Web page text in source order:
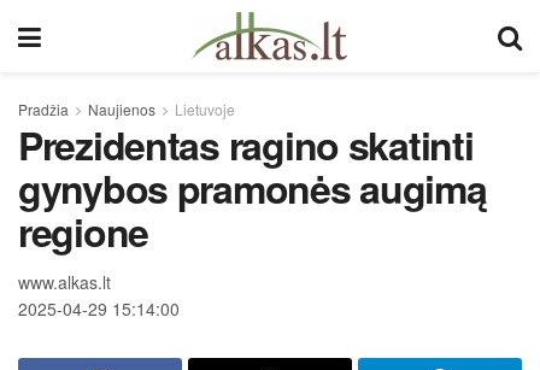
Pradžia Naujienos Lietuvoje
Prezidentas ragino skatinti
gynybos pramonės augimą
regione
www.alkas.lt
2025-04-29 15:14:00